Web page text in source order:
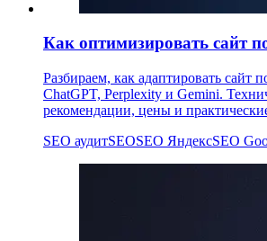
Как оптимизировать сайт
Разбираем, как адаптировать сайт
ChatGPT, Perplexity и Gemini.
рекомендации, цены и
SEO аудитSEOSEO ЯндексSEO